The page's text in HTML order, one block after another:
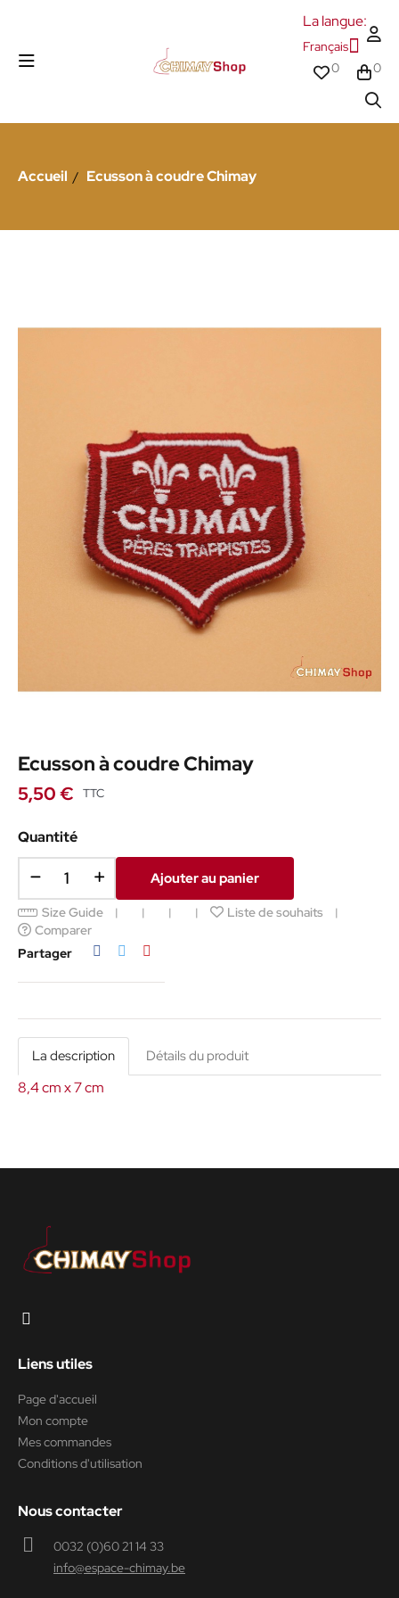
La langue:
Français
0
0
Accueil Ecusson à coudre Chimay
Ecusson à coudre Chimay
5,50 € TTC
Quantité
Ajouter au panier
Size Guide
Liste de souhaits
Comparer
Partager
La description Détails du produit
8,4 cm x 7 cm
Liens utiles
Page d'accueil
Mon compte
Mes commandes
Conditions d'utilisation
Nous contacter
0032 (0)60 21 14 33
info@espace-chimay.be